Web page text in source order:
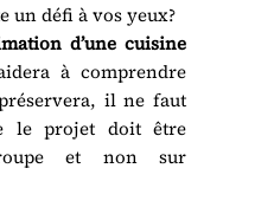
un défi à vos yeux?
d’une cuisine
à comprendre
il ne faut
le projet doit être
et non sur